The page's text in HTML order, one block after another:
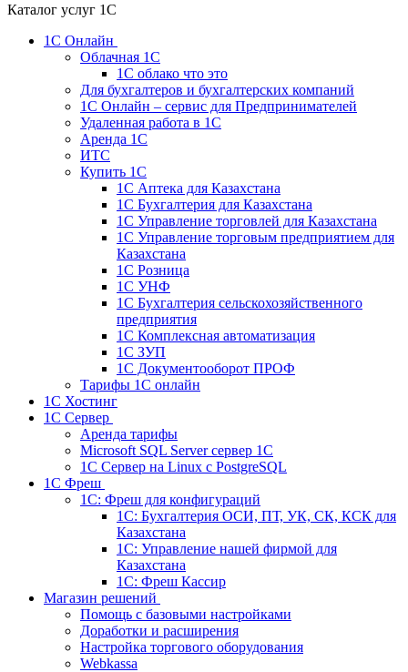
Каталог услуг 1С
1С Онлайн
Облачная 1С
1C облако что это
Для бухгалтеров и бухгалтерских компаний
1C Онлайн – сервис для Предпринимателей
Удаленная работа в 1С
Аренда 1С
ИТС
Купить 1С
1С Аптека для Казахстана
1С Бухгалтерия для Казахстана
1С Управление торговлей для Казахстана
1С Управление торговым предприятием для
Казахстана
1С Розница
1С УНФ
1С Бухгалтерия сельскохозяйственного
предприятия
1С Комплексная автоматизация
1С ЗУП
1С Документооборот ПРОФ
Тарифы 1С онлайн
1С Хостинг
1С Сервер
Аренда тарифы
Microsoft SQL Server сервер 1С
1С Сервер на Linux c PostgreSQL
1С Фреш
1С: Фреш для конфигураций
1С: Бухгалтерия ОСИ, ПТ, УК, СК, КСК для
Казахстана
1С: Управление нашей фирмой для
Казахстана
1С: Фреш Кассир
Магазин решений
Помощь с базовыми настройками
Доработки и расширения
Настройка торгового оборудования
Webkassa